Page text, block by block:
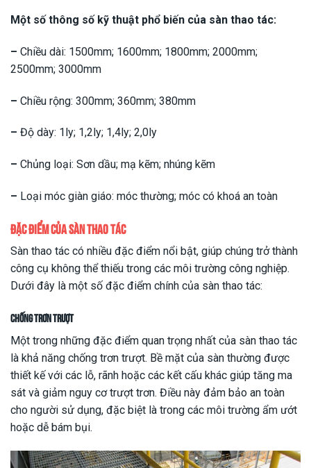
Một số thông số kỹ thuật phổ biến của sàn thao tác:
– Chiều dài: 1500mm; 1600mm; 1800mm; 2000mm;
2500mm; 3000mm
– Chiều rộng: 300mm; 360mm; 380mm
– Độ dày: 1ly; 1,2ly; 1,4ly; 2,0ly
– Chủng loại: Sơn dầu; mạ kẽm; nhúng kẽm
– Loại móc giàn giáo: móc thường; móc có khoá an toàn
Đặc điểm của sàn thao tác
Sàn thao tác có nhiều đặc điểm nổi bật, giúp chúng trở thành
công cụ không thể thiếu trong các môi trường công nghiệp.
Dưới đây là một số đặc điểm chính của sàn thao tác:
Chống trơn trượt
Một trong những đặc điểm quan trọng nhất của sàn thao tác
là khả năng chống trơn trượt. Bề mặt của sàn thường được
thiết kế với các lỗ, rãnh hoặc các kết cấu khác giúp tăng ma
sát và giảm nguy cơ trượt trơn. Điều này đảm bảo an toàn
cho người sử dụng, đặc biệt là trong các môi trường ẩm ướt
hoặc dễ bám bụi.